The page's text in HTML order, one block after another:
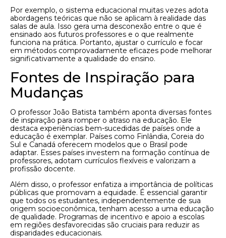
Por exemplo, o sistema educacional muitas vezes adota
abordagens teóricas que não se aplicam à realidade das
salas de aula. Isso gera uma desconexão entre o que é
ensinado aos futuros professores e o que realmente
funciona na prática. Portanto, ajustar o currículo e focar
em métodos comprovadamente eficazes pode melhorar
significativamente a qualidade do ensino.
Fontes de Inspiração para
Mudanças
O professor João Batista também aponta diversas fontes
de inspiração para romper o atraso na educação. Ele
destaca experiências bem-sucedidas de países onde a
educação é exemplar. Países como Finlândia, Coreia do
Sul e Canadá oferecem modelos que o Brasil pode
adaptar. Esses países investem na formação contínua de
professores, adotam currículos flexíveis e valorizam a
profissão docente.
Além disso, o professor enfatiza a importância de políticas
públicas que promovam a equidade. É essencial garantir
que todos os estudantes, independentemente de sua
origem socioeconômica, tenham acesso a uma educação
de qualidade. Programas de incentivo e apoio a escolas
em regiões desfavorecidas são cruciais para reduzir as
disparidades educacionais.